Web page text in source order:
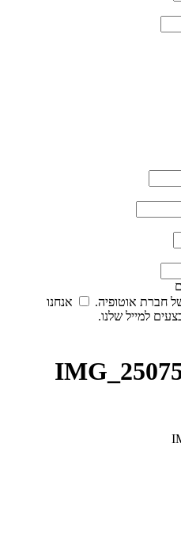
חברת אוטופיה.
אנחנו
למייל שלנו.